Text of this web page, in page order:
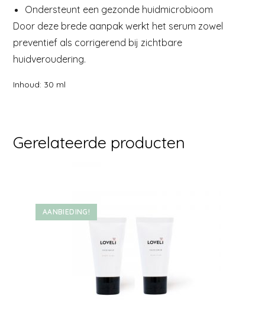
Ondersteunt een gezonde huidmicrobioom
Door deze brede aanpak werkt het serum zowel
preventief als corrigerend bij zichtbare
huidveroudering.
Inhoud: 30 ml
Gerelateerde producten
AANBIEDING!